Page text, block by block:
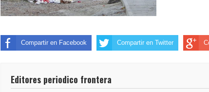
Compartir en Facebook Compartir en Twitter
Editores periodico frontera